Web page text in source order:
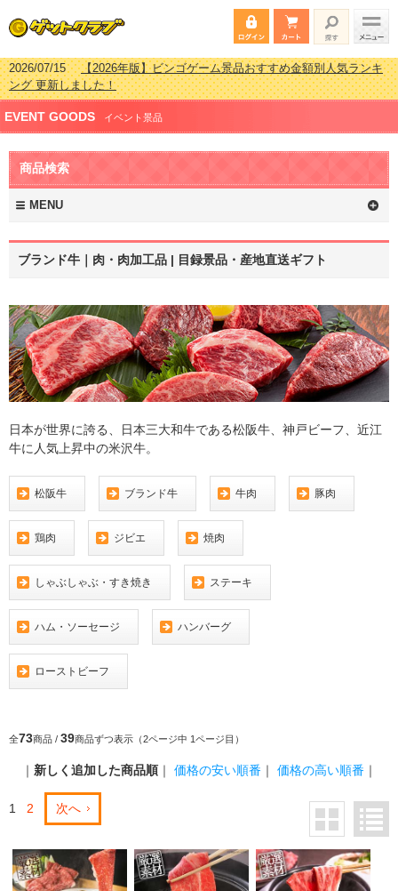
2026/07/15【2026年版】ビンゴゲーム景品おすすめ金額別人気ランキ
ング 更新しました！
2026/04/03【2026年版】ゴルフコンペ景品 3000円未満［2000円～
2999円編］もらってうれしい人気ラ…
2026/02/16【2026年版】結婚式の二次会で貰って嬉しい景品とは？ 更
新しました！
2026/02/03
2999円編］もらってうれしい人気ラ…
EVENT GOODS イベント景品
商品検索
MENU
ブランド牛｜肉・肉加工品 | 目録景品・産地直送ギフト
日本が世界に誇る、日本三大和牛である松阪牛、神戸ビーフ、近江
牛に人気上昇中の米沢牛。
松阪牛 ブランド牛 牛肉 豚肉
鶏肉 ジビエ 焼肉
しゃぶしゃぶ・すき焼き ステーキ
ハム・ソーセージ ハンバーグ
ローストビーフ
全73商品 / 39商品ずつ表示（2ページ中 1ページ目）
｜ 新しく追加した商品順 ｜ 価格の安い順番 ｜ 価格の高い順番 ｜
1 2 次へ